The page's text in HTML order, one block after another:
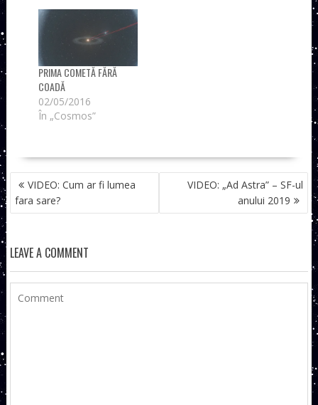
PRIMA COMETĂ FĂRĂ
COADĂ
02/05/2016
În „Cosmos”
NAVIGARE
ÎN
ARTICOLE
VIDEO: Cum ar fi lumea
fara sare?
VIDEO: „Ad Astra” – SF-ul
anului 2019
LEAVE A COMMENT